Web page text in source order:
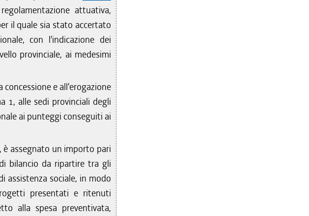
attuativa,
il quale sia stato accertato
con l'indicazione dei
provinciale, ai medesimi
e all'erogazione
1, alle sedi provinciali degli
ai punteggi conseguiti ai
è assegnato un importo pari
bilancio da ripartire tra gli
sociale, in modo
presentati e ritenuti
alla spesa preventivata,